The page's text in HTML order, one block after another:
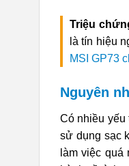
Triệu
là tín hiệu
MSI GP73
Nguyên
Có nhiều
sử dụng sạc
làm việc